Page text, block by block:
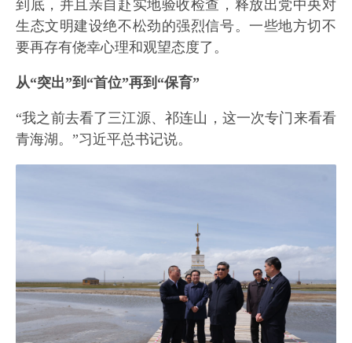
到底，并且亲自赴实地验收检查，释放出党中央对
生态文明建设绝不松劲的强烈信号。一些地方切不
要再存有侥幸心理和观望态度了。
从“突出”到“首位”再到“保育”
“我之前去看了三江源、祁连山，这一次专门来看看
青海湖。”习近平总书记说。